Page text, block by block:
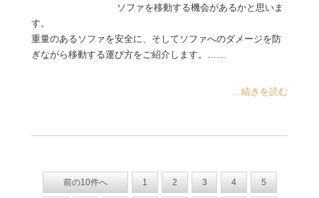
ソファを移動する機会があるかと思いま
す。
重量のあるソファを安全に、そしてソファへのダメージを防
ぎながら移動する運び方をご紹介します。……
...続きを読む
前の10件へ 1 2 3 4 5